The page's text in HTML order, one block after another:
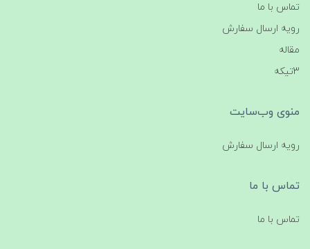
تماس با ما
رویه ارسال سفارش
مقاله
3تیکه
منوی وب‌سایت
رویه ارسال سفارش
تماس با ما
تماس با ما